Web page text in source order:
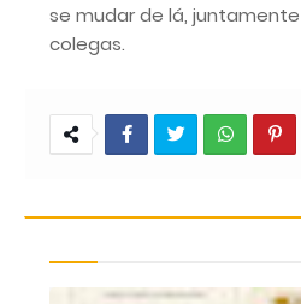
se mudar de lá,
colegas.